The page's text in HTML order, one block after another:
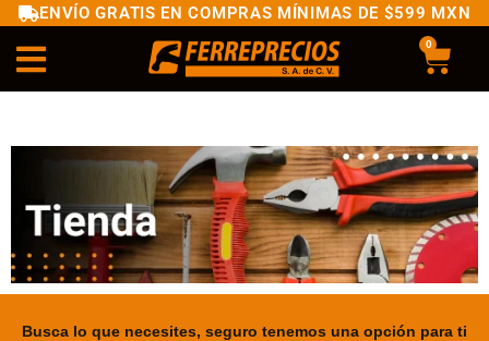
ENVÍO GRATIS EN COMPRAS MÍNIMAS DE $599 MXN
0
Busca lo que necesites, seguro tenemos una opción para ti